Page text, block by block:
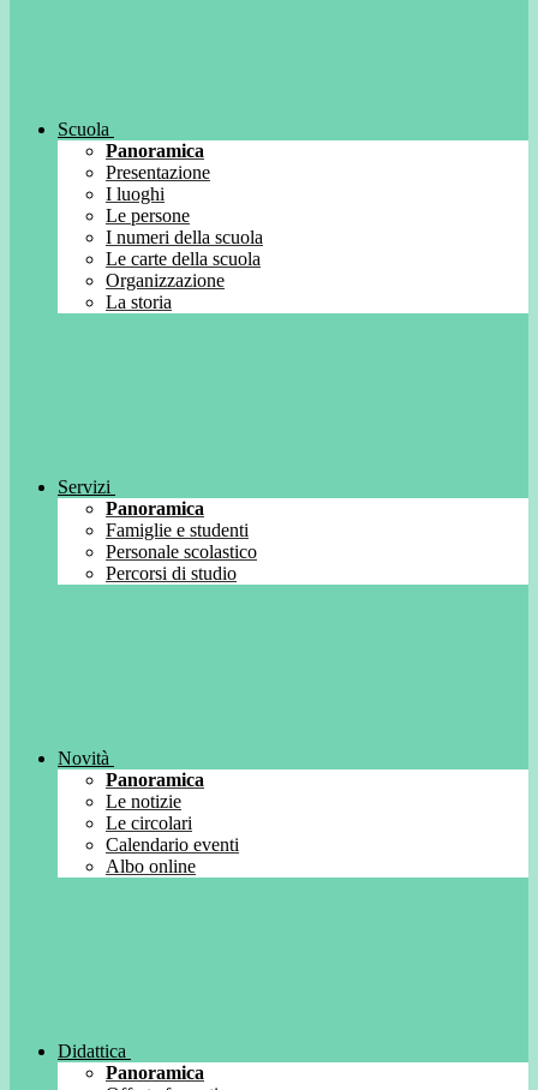
Scuola
Panoramica
Presentazione
I luoghi
Le persone
I numeri della scuola
Le carte della scuola
Organizzazione
La storia
Servizi
Panoramica
Famiglie e studenti
Personale scolastico
Percorsi di studio
Novità
Panoramica
Le notizie
Le circolari
Calendario eventi
Albo online
Didattica
Panoramica